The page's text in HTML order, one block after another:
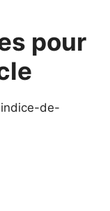
pour
de-